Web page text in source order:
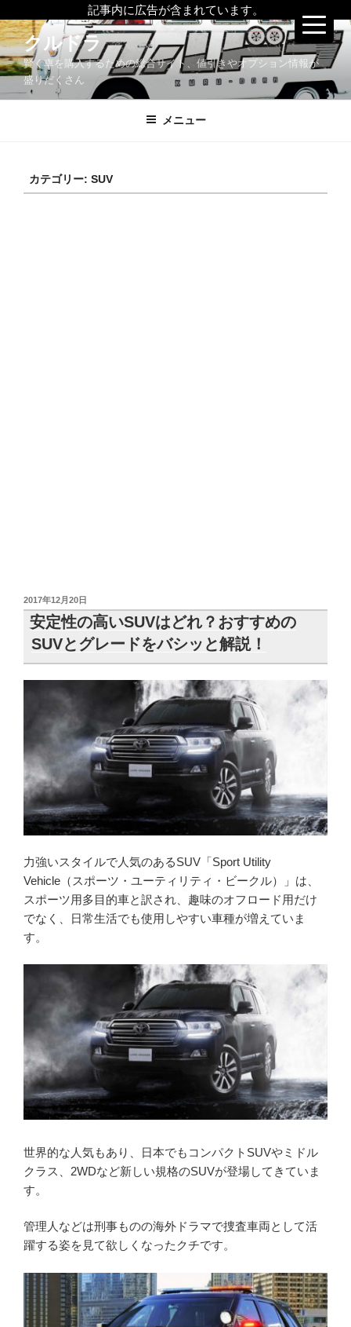
記事内に広告が含まれています。
コ
ン
テ
ツ
クルドラ
賢く車を購入するための総合サイト、値引きやオプション情報が
盛りだくさん
メニュー
カテゴリー: SUV
投
稿
日:
2017年12月20日
安定性の高いSUVはどれ？おすすめの
SUVとグレードをバシッと解説！
力強いスタイルで人気のあるSUV「Sport Utility
Vehicle（スポーツ・ユーティリティ・ビークル）」は、
スポーツ用多目的車と訳され、趣味のオフロード用だけ
でなく、日常生活でも使用しやすい車種が増えていま
す。
世界的な人気もあり、日本でもコンパクトSUVやミドル
クラス、2WDなど新しい規格のSUVが登場してきていま
す。
管理人などは刑事ものの海外ドラマで捜査車両として活
躍する姿を見て欲しくなったクチです。